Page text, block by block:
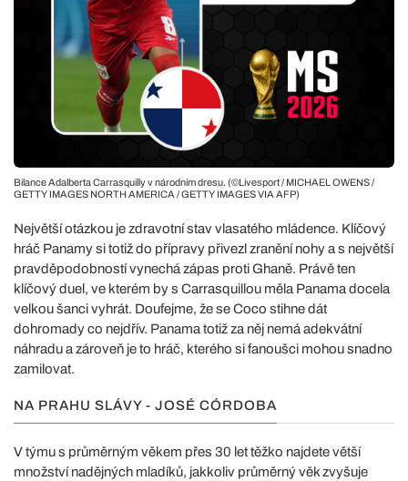
Bilance Adalberta Carrasquilly v národním dresu. (©Livesport / MICHAEL OWENS /
GETTY IMAGES NORTH AMERICA / GETTY IMAGES VIA AFP)
Největší otázkou je zdravotní stav vlasatého mládence. Klíčový
hráč Panamy si totiž do přípravy přivezl zranění nohy a s největší
pravděpodobností vynechá zápas proti Ghaně. Právě ten
klíčový duel, ve kterém by s Carrasquillou měla Panama docela
velkou šanci vyhrát. Doufejme, že se Coco stihne dát
dohromady co nejdřív. Panama totiž za něj nemá adekvátní
náhradu a zároveň je to hráč, kterého si fanoušci mohou snadno
zamilovat.
NA PRAHU SLÁVY - JOSÉ CÓRDOBA
V týmu s průměrným věkem přes 30 let těžko najdete větší
množství nadějných mladíků, jakkoliv průměrný věk zvyšuje